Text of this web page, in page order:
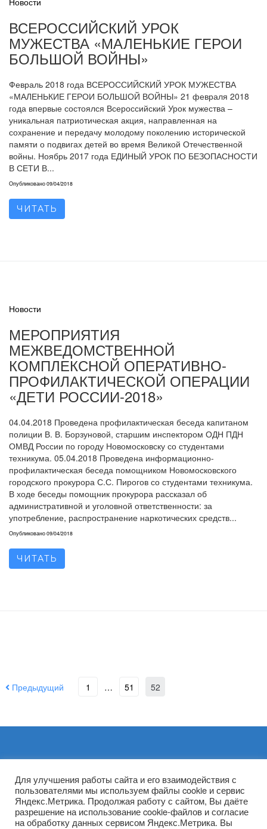
ВСЕРОССИЙСКИЙ УРОК
МУЖЕСТВА «МАЛЕНЬКИЕ ГЕРОИ
БОЛЬШОЙ ВОЙНЫ»
Февраль 2018 года ВСЕРОССИЙСКИЙ УРОК МУЖЕСТВА
«МАЛЕНЬКИЕ ГЕРОИ БОЛЬШОЙ ВОЙНЫ» 21 февраля 2018
года впервые состоялся Всероссийский Урок мужества –
уникальная патриотическая акция, направленная на
сохранение и передачу молодому поколению исторической
памяти о подвигах детей во время Великой Отечественной
войны. Ноябрь 2017 года ЕДИНЫЙ УРОК ПО БЕЗОПАСНОСТИ
В СЕТИ В...
Опубликовано09/04/2018
ЧИТАТЬ
Новости
МЕРОПРИЯТИЯ
МЕЖВЕДОМСТВЕННОЙ
КОМПЛЕКСНОЙ ОПЕРАТИВНО-
ПРОФИЛАКТИЧЕСКОЙ ОПЕРАЦИИ
«ДЕТИ РОССИИ-2018»
04.04.2018 Проведена профилактическая беседа капитаном
полиции В. В. Борзуновой, старшим инспектором ОДН ПДН
ОМВД России по городу Новомосковску со студентами
техникума. 05.04.2018 Проведена информационно-
профилактическая беседа помощником Новомосковского
городского прокурора С.С. Пирогов со студентами техникума.
В ходе беседы помощник прокурора рассказал об
административной и уголовной ответственности: за
употребление, распространение наркотических средств...
Опубликовано09/04/2018
ЧИТАТЬ
Предыдущий 1 … 51 52
Архивы
Для улучшения работы сайта и его взаимодействия с
пользователями мы используем файлы cookie и сервис
Яндекс.Метрика. Продолжая работу с сайтом, Вы даёте
разрешение на использование cookie-файлов и согласие
на обработку данных сервисом Яндекс.Метрика. Вы